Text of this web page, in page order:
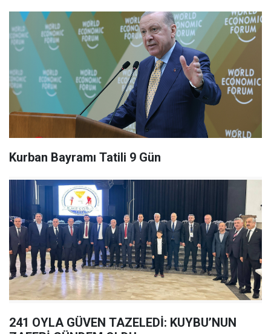
Kurban Bayramı Tatili 9 Gün
241 OYLA GÜVEN TAZELEDİ: KUYBU’NUN